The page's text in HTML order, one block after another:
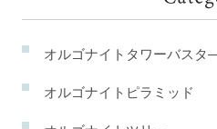
オルゴナイトタワーバスタ
オルゴナイトピラミッド